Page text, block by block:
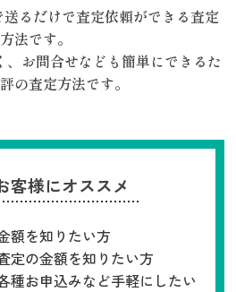
るだけで査定依頼ができる査定
方法です。
、お問合せなども簡単にできるた
の査定方法です。
客様にオススメ
額を知りたい方
定の金額を知りたい方
種お申込みなど手軽にしたい